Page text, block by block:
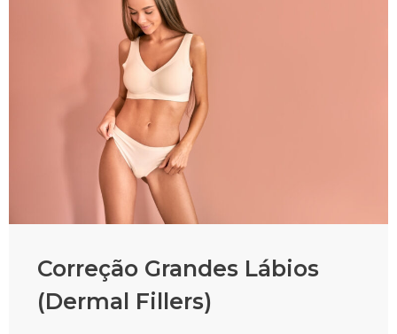
Correção Grandes Lábios
(Dermal Fillers)